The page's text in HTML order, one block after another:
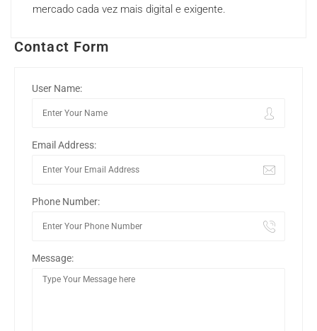
mercado cada vez mais digital e exigente.
Contact Form
User Name:
Email Address:
Phone Number:
Message: